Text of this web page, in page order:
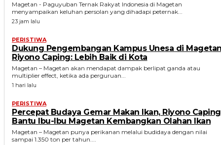
Magetan - Paguyuban Ternak Rakyat Indonesia di Magetan
menyampaikan keluhan persolan yang dihadapi peternak...
23 jam lalu
PERISTIWA
Dukung Pengembangan Kampus Unesa di
Riyono Caping: Lebih Baik di Kota
Magetan – Magetan akan mendapat dampak berlipat ganda atau
multiplier effect, ketika ada perguruan...
1 hari lalu
PERISTIWA
Percepat Budaya Gemar Makan Ikan, Riyono Caping
Bantu Ibu-Ibu Magetan Kembangkan Olahan Ikan
Magetan – Magetan punya perikanan melalui budidaya dengan nilai
sampai 1.350 ton per tahun....